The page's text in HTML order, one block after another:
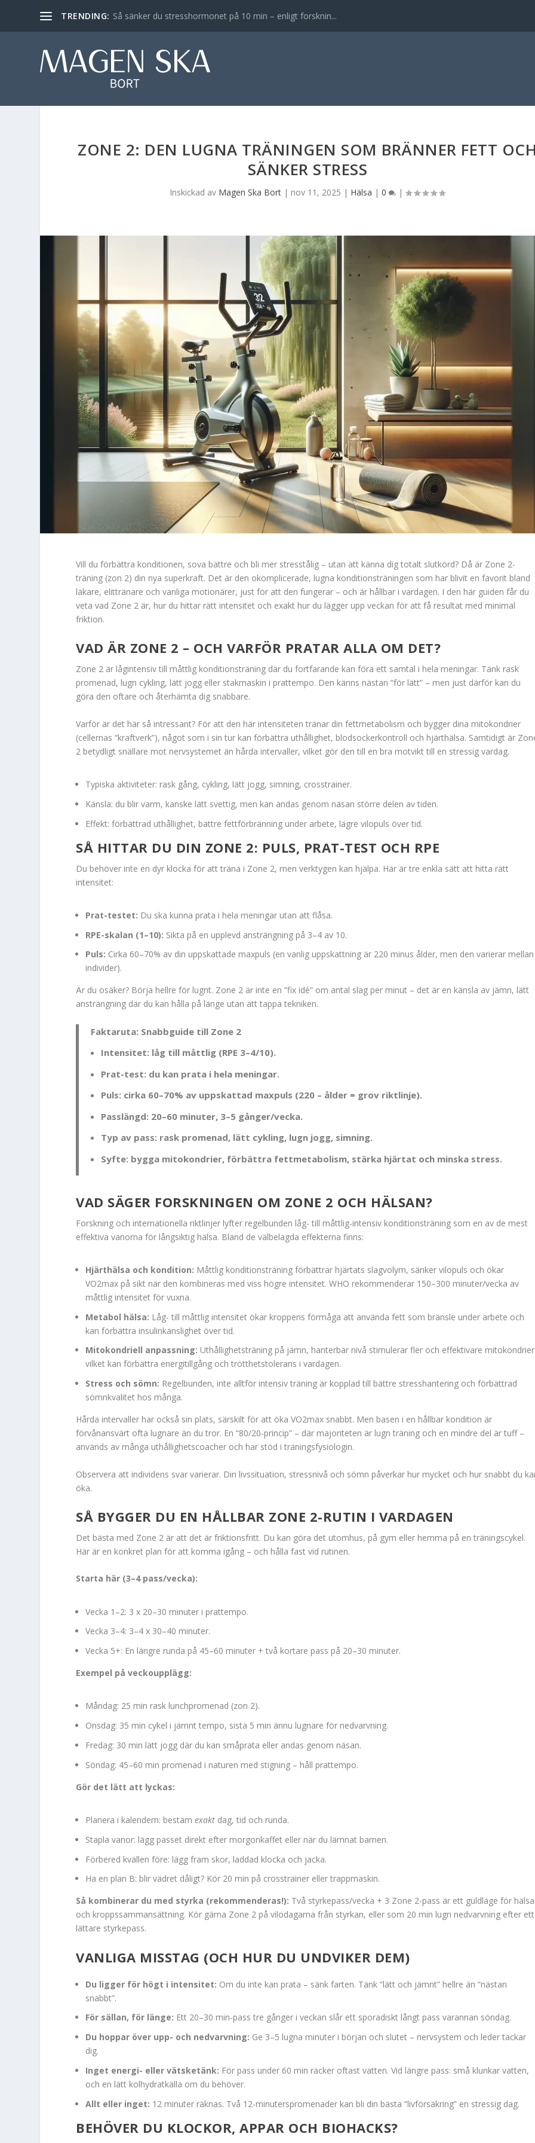
TRENDING: Så sänker du stresshormonet på 10 min – enligt forsknin...
ZONE 2: DEN LUGNA TRÄNINGEN SOM BRÄNNER FETT
SÄNKER STRESS
Inskickad av Magen Ska Bort | nov 11, 2025 | Hälsa |0 |
Vill du förbättra konditionen, sova bättre och bli mer stresstålig – utan att känna dig totalt slutkörd? Då är Zone 2-
träning (zon 2) din nya superkraft. Det är den okomplicerade, lugna konditionsträningen som har blivit en favorit bland
läkare, elittränare och vanliga motionärer, just för att den fungerar – och är hållbar i vardagen. I den här guiden får du
veta vad Zone 2 är, hur du hittar rätt intensitet och exakt hur du lägger upp veckan för att få resultat med minimal
friktion.
VAD ÄR ZONE 2 – OCH VARFÖR PRATAR ALLA OM DET?
Zone 2 är lågintensiv till måttlig konditionsträning där du fortfarande kan föra ett samtal i hela meningar. Tänk rask
promenad, lugn cykling, lätt jogg eller stakmaskin i prattempo. Den känns nästan “för lätt” – men just därför kan du
göra den oftare och återhämta dig snabbare.
Varför är det här så intressant? För att den här intensiteten tränar din fettmetabolism och bygger dina mitokondrier
(cellernas “kraftverk”), något som i sin tur kan förbättra uthållighet, blodsockerkontroll och hjärthälsa. Samtidigt är
2 betydligt snällare mot nervsystemet än hårda intervaller, vilket gör den till en bra motvikt till en stressig vardag.
Typiska aktiviteter: rask gång, cykling, lätt jogg, simning, crosstrainer.
Känsla: du blir varm, kanske lätt svettig, men kan andas genom näsan större delen av tiden.
Effekt: förbättrad uthållighet, bättre fettförbränning under arbete, lägre vilopuls över tid.
SÅ HITTAR DU DIN ZONE 2: PULS, PRAT-TEST OCH RPE
Du behöver inte en dyr klocka för att träna i Zone 2, men verktygen kan hjälpa. Här är tre enkla sätt att hitta rätt
intensitet:
Prat-testet: Du ska kunna prata i hela meningar utan att flåsa.
RPE-skalan (1–10): Sikta på en upplevd ansträngning på 3–4 av 10.
Puls: Cirka 60–70% av din uppskattade maxpuls (en vanlig uppskattning är 220 minus ålder, men den varierar mellan
individer).
Är du osäker? Börja hellre för lugnt. Zone 2 är inte en “fix idé” om antal slag per minut – det är en känsla av jämn, lätt
ansträngning där du kan hålla på länge utan att tappa tekniken.
Faktaruta: Snabbguide till Zone 2
Intensitet: låg till måttlig (RPE 3–4/10).
Prat-test: du kan prata i hela meningar.
Puls: cirka 60–70% av uppskattad maxpuls (220 – ålder = grov riktlinje).
Passlängd: 20–60 minuter, 3–5 gånger/vecka.
Typ av pass: rask promenad, lätt cykling, lugn jogg, simning.
Syfte: bygga mitokondrier, förbättra fettmetabolism, stärka hjärtat och minska stress.
VAD SÄGER FORSKNINGEN OM ZONE 2 OCH HÄLSAN?
Forskning och internationella riktlinjer lyfter regelbunden låg- till måttlig-intensiv konditionsträning som en av de mest
effektiva vanorna för långsiktig hälsa. Bland de välbelagda effekterna finns:
Hjärthälsa och kondition: Måttlig konditionsträning förbättrar hjärtats slagvolym, sänker vilopuls och ökar
VO2max på sikt när den kombineras med viss högre intensitet. WHO rekommenderar 150–300 minuter/vecka av
måttlig intensitet för vuxna.
Metabol hälsa: Låg- till måttlig intensitet ökar kroppens förmåga att använda fett som bränsle under arbete och
kan förbättra insulinkänslighet över tid.
Mitokondriell anpassning: Uthållighetsträning på jämn, hanterbar nivå stimulerar fler och effektivare
vilket kan förbättra energitillgång och trötthetstolerans i vardagen.
Stress och sömn: Regelbunden, inte alltför intensiv träning är kopplad till bättre stresshantering och förbättrad
sömnkvalitet hos många.
Hårda intervaller har också sin plats, särskilt för att öka VO2max snabbt. Men basen i en hållbar kondition är
förvånansvärt ofta lugnare än du tror. En “80/20-princip” – där majoriteten är lugn träning och en mindre del är tuff –
används av många uthållighetscoacher och har stöd i träningsfysiologin.
Observera att individens svar varierar. Din livssituation, stressnivå och sömn påverkar hur mycket och hur snabbt du
öka.
SÅ BYGGER DU EN HÅLLBAR ZONE 2-RUTIN I VARDAGEN
Det bästa med Zone 2 är att det är friktionsfritt. Du kan göra det utomhus, på gym eller hemma på en träningscykel.
Här är en konkret plan för att komma igång – och hålla fast vid rutinen.
Starta här (3–4 pass/vecka):
Vecka 1–2: 3 x 20–30 minuter i prattempo.
Vecka 3–4: 3–4 x 30–40 minuter.
Vecka 5+: En längre runda på 45–60 minuter + två kortare pass på 20–30 minuter.
Exempel på veckoupplägg:
Måndag: 25 min rask lunchpromenad (zon 2).
Onsdag: 35 min cykel i jämnt tempo, sista 5 min ännu lugnare för nedvarvning.
Fredag: 30 min lätt jogg där du kan småprata eller andas genom näsan.
Söndag: 45–60 min promenad i naturen med stigning – håll prattempo.
Gör det lätt att lyckas:
Planera i kalendern: bestämexakt dag, tid och runda.
Stapla vanor: lägg passet direkt efter morgonkaffet eller när du lämnat barnen.
Förbered kvällen före: lägg fram skor, laddad klocka och jacka.
Ha en plan B: blir vädret dåligt? Kör 20 min på crosstrainer eller trappmaskin.
Så kombinerar du med styrka (rekommenderas!): Två styrkepass/vecka + 3 Zone 2-pass är ett guldläge för hälsa
och kroppssammansättning. Kör gärna Zone 2 på vilodagarna från styrkan, eller som 20 min lugn nedvarvning efter ett
lättare styrkepass.
VANLIGA MISSTAG (OCH HUR DU UNDVIKER DEM)
Du ligger för högt i intensitet: Om du inte kan prata – sänk farten. Tänk “lätt och jämnt” hellre än “nästan
snabbt”.
För sällan, för länge: Ett 20–30 min-pass tre gånger i veckan slår ett sporadiskt långt pass varannan söndag.
Du hoppar över upp- och nedvarvning: Ge 3–5 lugna minuter i början och slutet – nervsystem och leder tackar
dig.
Inget energi- eller vätsketänk: För pass under 60 min räcker oftast vatten. Vid längre pass: små klunkar vatten,
och en lätt kolhydratkälla om du behöver.
Allt eller inget: 12 minuter räknas. Två 12-minuterspromenader kan bli din bästa “livförsäkring” en stressig dag.
BEHÖVER DU KLOCKOR, APPAR OCH BIOHACKS?